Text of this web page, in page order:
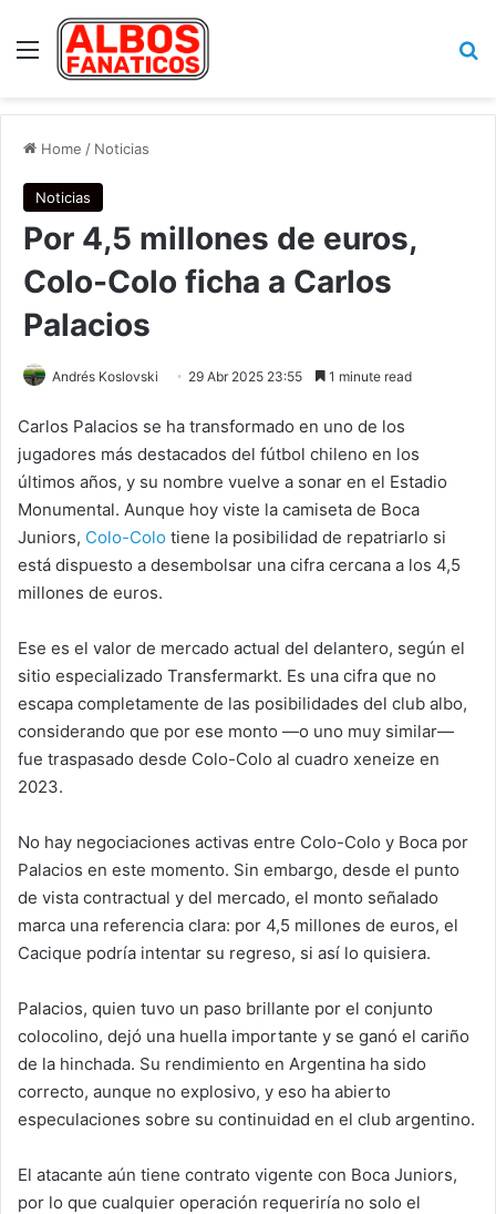
Menu
Home / Noticias
Noticias
Por 4,5 millones de euros,
Colo-Colo ficha a Carlos
Palacios
Andrés Koslovski 29 Abr 2025 23:55 1 minute read
Carlos Palacios se ha transformado en uno de los
jugadores más destacados del fútbol chileno en los
últimos años, y su nombre vuelve a sonar en el Estadio
Monumental. Aunque hoy viste la camiseta de Boca
Juniors, Colo-Colo tiene la posibilidad de repatriarlo si
está dispuesto a desembolsar una cifra cercana a los 4,5
millones de euros.
Ese es el valor de mercado actual del delantero, según el
sitio especializado Transfermarkt. Es una cifra que no
escapa completamente de las posibilidades del club albo,
considerando que por ese monto —o uno muy similar—
fue traspasado desde Colo-Colo al cuadro xeneize en
2023.
No hay negociaciones activas entre Colo-Colo y Boca por
Palacios en este momento. Sin embargo, desde el punto
de vista contractual y del mercado, el monto señalado
marca una referencia clara: por 4,5 millones de euros, el
Cacique podría intentar su regreso, si así lo quisiera.
Palacios, quien tuvo un paso brillante por el conjunto
colocolino, dejó una huella importante y se ganó el cariño
de la hinchada. Su rendimiento en Argentina ha sido
correcto, aunque no explosivo, y eso ha abierto
especulaciones sobre su continuidad en el club argentino.
El atacante aún tiene contrato vigente con Boca Juniors,
por lo que cualquier operación requeriría no solo el